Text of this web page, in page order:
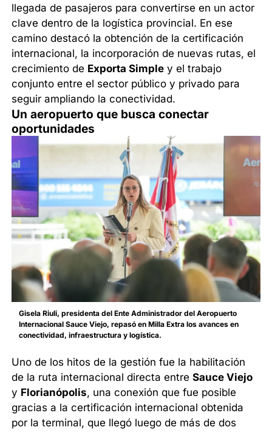
llegada de pasajeros para convertirse en un actor
clave dentro de la logística provincial. En ese
camino destacó la obtención de la certificación
internacional, la incorporación de nuevas rutas, el
crecimiento de Exporta Simple y el trabajo
conjunto entre el sector público y privado para
seguir ampliando la conectividad.
Un aeropuerto que busca conectar
oportunidades
Gisela Riuli, presidenta del Ente Administrador del Aeropuerto
Internacional Sauce Viejo, repasó en Milla Extra los avances en
conectividad, infraestructura y logística.
Uno de los hitos de la gestión fue la habilitación
de la ruta internacional directa entreSauce Viejo
y Florianópolis, una conexión que fue posible
gracias a la certificación internacional obtenida
por la terminal, que llegó luego de más de dos